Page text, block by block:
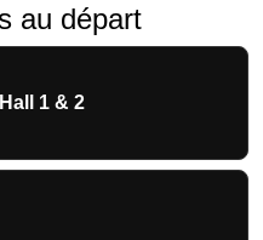
au départ
1 & 2